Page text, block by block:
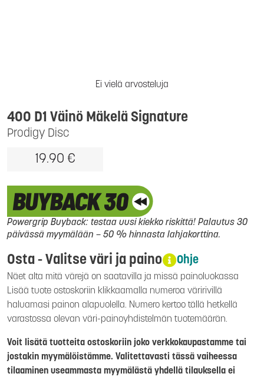
Ei vielä arvosteluja
Prodigy Disc
400 D1 Väinö Mäkelä Signature
19.90 €
Powergrip Buyback: testaa uusi kiekko riskittä! Palautus 30
päivässä myymälään – 50 % hinnasta lahjakorttina.
Osta - Valitse väri ja paino Ohje
Näet alta mitä värejä on saatavilla ja missä painoluokassa
Lisää tuote ostoskoriin klikkaamalla numeroa väririvillä
haluamasi painon alapuolella. Numero kertoo tällä hetkellä
varastossa olevan väri-painoyhdistelmän tuotemäärän.
Voit lisätä tuotteita ostoskoriin joko verkkokaupastamme tai
jostakin myymälöistämme. Valitettavasti tässä vaiheessa
tilaaminen useammasta myymälästä yhdellä tilauksella ei